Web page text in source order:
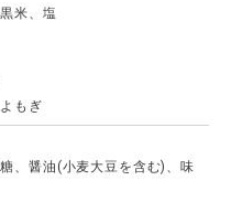
米、塩
もぎ
、醤油(小麦大豆を含む)、味